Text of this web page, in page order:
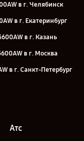
в г. Челябинск
в г. Екатеринбург
в г. Казань
в г. Москва
в г. Санкт-Петербург
Атс